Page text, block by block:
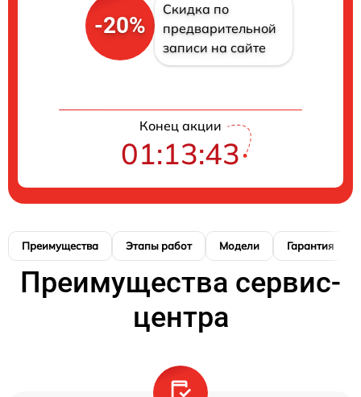
-20%
Скидка по
предварительной
записи на сайте
Конец акции
01:13:42
Преимущества Этапы работ Модели Гарантия
Преимущества сервис-
центра